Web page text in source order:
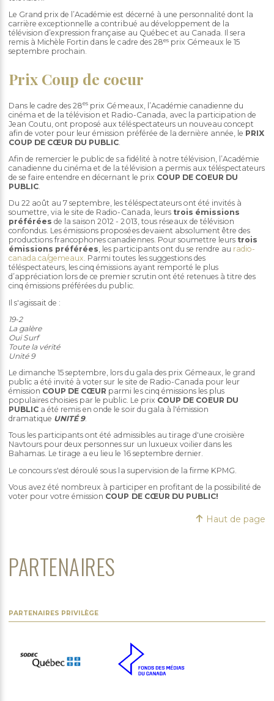
Le Grand prix de l’Académie est décerné à une personnalité dont la
carrière exceptionnelle a contribué au développement de la
télévision d’expression française au Québec et au Canada. Il sera
remis à Michèle Fortin dans le cadre des 28esprix Gémeaux le 15
septembre prochain.
Prix Coup de coeur
Dans le cadre des 28es prix Gémeaux, l’Académie canadienne du
cinéma et de la télévision et Radio-Canada, avec la participation de
Jean Coutu, ont proposé aux téléspectateurs un nouveau concept
afin de voter pour leur émission préférée de la dernière année, le PRIX
COUP DE CŒUR DU PUBLIC
Afin de remercier le public de sa fidélité à notre télévision, l’Académie
canadienne du cinéma et de la télévision a permis aux téléspectateurs
de se faire entendre en décernant le prix COUP DE COEUR DU
PUBLIC.
Du 22 août au 7 septembre, les téléspectateurs ont été invités à
soumettre, via le site de Radio-Canada, leurs trois émissions
préférées de la saison 2012 - 2013, tous réseaux de télévision
confondus. Les émissions proposées devaient absolument être des
productions francophones canadiennes. Pour soumettre leurs trois
émissions préférées, les participants ont du se rendre au radio-
canada.ca/gemeaux. Parmi toutes les suggestions des
téléspectateurs, les cinq émissions ayant remporté le plus
d’appréciation lors de ce premier scrutin ont été retenues à titre des
cinq émissions préférées du public.
Il s'agissait de :
19-2
La galère
Oui Surf
Toute la vérité
Unité 9
Le dimanche 15 septembre, lors du gala des prix Gémeaux, le grand
public a été invité à voter sur le site de Radio-Canada pour leur
émission COUP DE CŒUR parmi les cinq émissions les plus
populaires choisies par le public. Le prix COUP DE COEUR DU
PUBLIC a été remis en onde le soir du gala à l'émission
dramatique UNITÉ 9.
Tous les participants ont été admissibles au tirage d'une croisière
Navtours pour deux personnes sur un luxueux voilier dans les
Bahamas. Le tirage a eu lieu le 16 septembre dernier.
Le concours s'est déroulé sous la supervision de la firme KPMG.
Vous avez été nombreux à participer en profitant de la possibilité de
voter pour votre émission COUP DE CŒUR DU PUBLIC!
Haut de page
PARTENAIRES
PARTENAIRES PRIVILÈGE